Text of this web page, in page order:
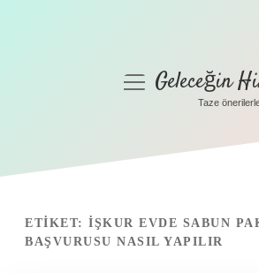
Gizlilik Politikası
Hakkımızda
menüyü
aç
Geleceğin
Taze
ETIKET: İŞKUR EVDE SABUN
BAŞVURUSU NASIL YAPILIR